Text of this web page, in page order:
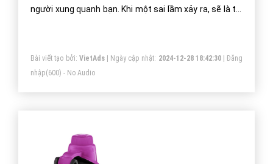
người xung quanh bạn. Khi một sai lầm xảy ra, sẽ là tối
Bài viết tạo bởi: VietAds| Ngày cập nhật: 2024-12-28 18:42:30|Đăng
nhập(600) - No Audio